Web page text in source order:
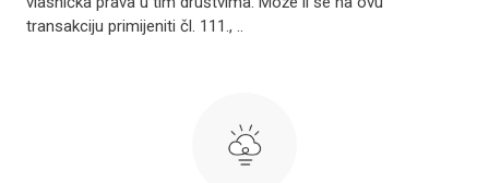
transakciju primijeniti čl. 111., ..